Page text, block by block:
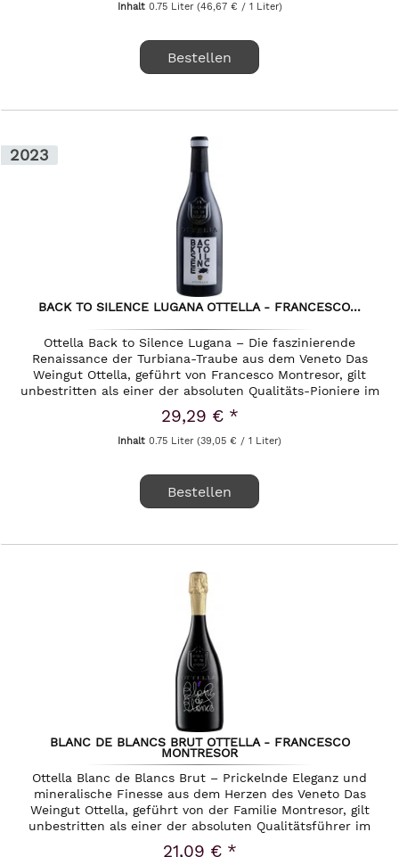
Inhalt 0.75 Liter (46,67 € / 1 Liter)
Bestellen
2023
BACK TO SILENCE LUGANA OTTELLA - FRANCESCO...
Ottella Back to Silence Lugana – Die faszinierende
Renaissance der Turbiana-Traube aus dem Veneto Das
Weingut Ottella, geführt von Francesco Montresor, gilt
unbestritten als einer der absoluten Qualitäts-Pioniere im
Lugana-Gebiet. Am...
29,29 € *
Inhalt0.75 Liter(39,05 € / 1 Liter)
Bestellen
BLANC DE BLANCS BRUT OTTELLA - FRANCESCO
MONTRESOR
Ottella Blanc de Blancs Brut – Prickelnde Eleganz und
mineralische Finesse aus dem Herzen des Veneto Das
Weingut Ottella, geführt von der Familie Montresor, gilt
unbestritten als einer der absoluten Qualitätsführer im
südlichen...
21,09 € *